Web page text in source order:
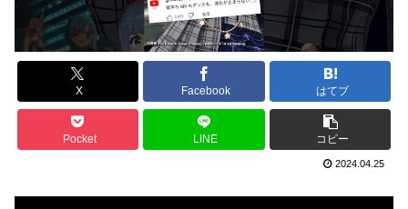
X Facebook はてブ
Pocket LINE コピー
2024.04.25